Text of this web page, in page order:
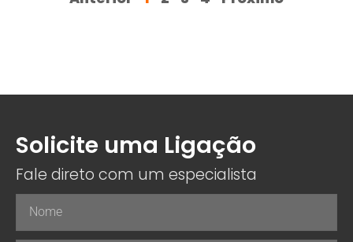
Solicite uma Ligação
Fale direto com um especialista